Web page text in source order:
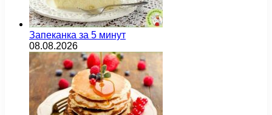
Запеканка за 5 минут
08.08.2026